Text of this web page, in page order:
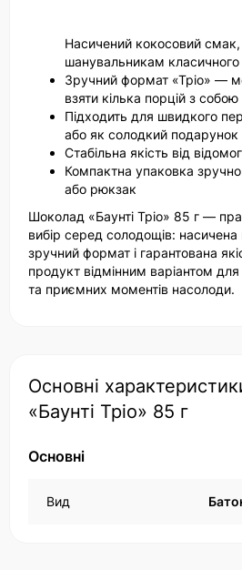
Насичений кокосовий
шанувальникам класичного
Зручний формат «Тріо» —
взяти кілька порцій з собою
Підходить для швидкого
або як солодкий подарунок
Стабільна якість від
Компактна упаковка
або рюкзак
Шоколад «Баунті Тріо» 85 г —
вибір серед солодощів:
зручний формат і гарантована
продукт відмінним варіантом
та приємних моментів насолоди.
Основні
«Баунті Тріо» 85 г
Основні
Вид